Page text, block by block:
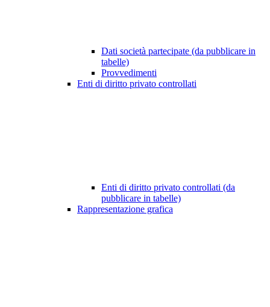
Dati società partecipate (da pubblicare in
tabelle)
Provvedimenti
Enti di diritto privato controllati
Enti di diritto privato controllati (da
pubblicare in tabelle)
Rappresentazione grafica